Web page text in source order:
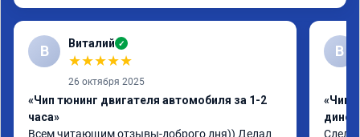
В Виталий ✓
★★★★★
26 октября 2025
«Чип тюнинг двигателя автомобиля за 1-2
часа»
Всем читающим отзывы-доброго дня)) Делал
В
«Чип